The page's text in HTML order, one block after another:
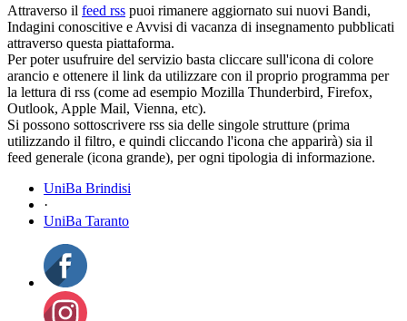
Attraverso il feed rss puoi rimanere aggiornato sui nuovi Bandi,
Indagini conoscitive e Avvisi di vacanza di insegnamento pubblicati
attraverso questa piattaforma.
Per poter usufruire del servizio basta cliccare sull'icona di colore
arancio e ottenere il link da utilizzare con il proprio programma per
la lettura di rss (come ad esempio Mozilla Thunderbird, Firefox,
Outlook, Apple Mail, Vienna, etc).
Si possono sottoscrivere rss sia delle singole strutture (prima
utilizzando il filtro, e quindi cliccando l'icona che apparirà) sia il
feed generale (icona grande), per ogni tipologia di informazione.
UniBa Brindisi
·
UniBa Taranto